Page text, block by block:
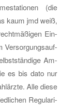
(die
kaum jmd weiß,
Ein­
Ver­sor­gungs­auf­
Am­
es bis dato nur
Alle diese
Re­gu­la­ri­